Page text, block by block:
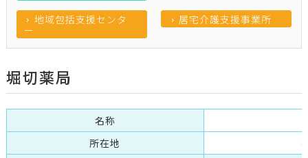
地域包括支援センタ
ー
居宅介護支援事業所
堀切薬局
名称
所在地